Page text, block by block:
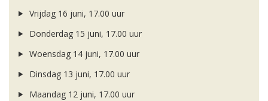
Vrijdag 16 juni, 17.00 uur
Donderdag 15 juni, 17.00 uur
Woensdag 14 juni, 17.00 uur
Dinsdag 13 juni, 17.00 uur
Maandag 12 juni, 17.00 uur